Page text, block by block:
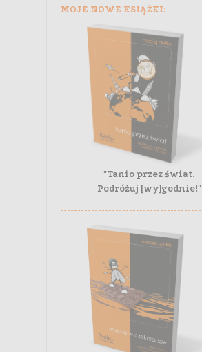
MOJE NOWE KSIĄŻKI:
"Tanio przez świat.
Podróżuj [wy]godnie!"